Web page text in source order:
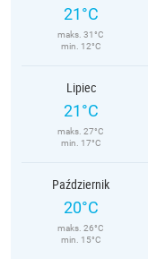
21°C
maks. 31°C
min. 12°C
Lipiec
21°C
maks. 27°C
min. 17°C
Październik
20°C
maks. 26°C
min. 15°C